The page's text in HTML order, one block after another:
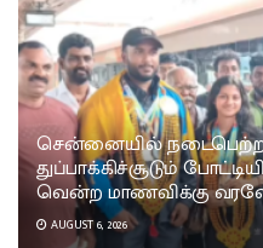
சென்னையில் நடைபெற்ற
துப்பாக்கிச்சூடும்
வென்ற மாணவிக்கு
AUGUST 6, 2026